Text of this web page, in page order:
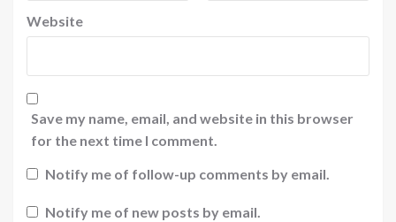
Website
Save my name, email, and website in this browser
for the next time I comment.
Notify me of follow-up comments by email.
Notify me of new posts by email.